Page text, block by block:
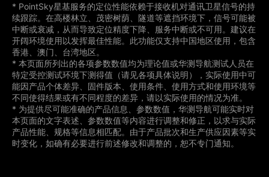
* PointSky星基服务的定位性能依赖于接收机对通讯卫星信号的持
续跟踪。在高楼林立、茂密树荫、隧道等遮挡环境下，信号可能被
中断或衰减，从而导致定位精度下降、服务中断或不可用。建议在
开阔环境使用以发挥最佳性能。此功能仅支持中国地区使用，包含
香港、澳门、台湾地区。
* 本页面所列出的各项参数数值均为理论值或华测导航测试人员在
特定受控测试环境下测得值（请见各项具体说明），实际使用中可
能因产品个体差异、固件版本、使用条件、使用方式和使用环境等
不同使得结果或有不同程度的差异，请以实际使用的情况为准。
* 为提供尽可能准确的产品信息、参数数值，华测导航可能实时对
本页面的文字表述、参数数值等内容进行调整和修正，以求与实际
产品性能、规格等信息相匹配。由于产品批次和生产供应因素等实
时变化，如确有必要进行前述修改和调整的，恕不专门通知。